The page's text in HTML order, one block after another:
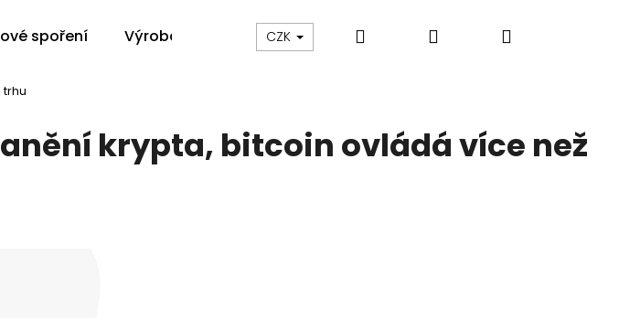
spoření Výroba na zakázku Blog
CZK Hledat PřihlášeníNákupní
trhu
krypta, bitcoin ovládá více než